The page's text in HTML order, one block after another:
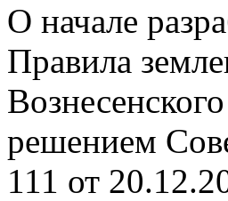
О начале
Правила
решением
111 от